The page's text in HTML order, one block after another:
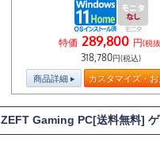
特価 289,800 円(税
318,780円(税込)
商品詳細 カスタマイズ・
ZEFT Gaming PC[送料無料]